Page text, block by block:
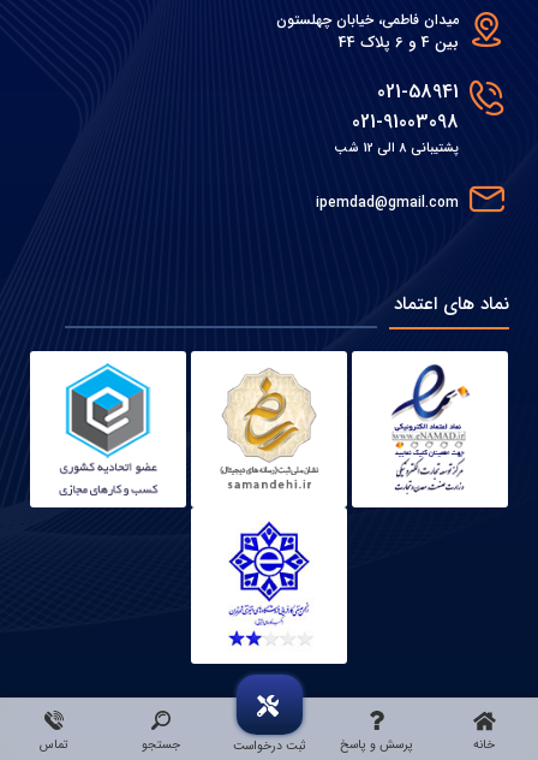
خانه پرسش و پاسخ ثبت درخواست جستجو تماس
میدان فاطمی، خیابان چهلستون
بین 4 و 6 پلاک 44
021-58941
021-91003098
پشتیبانی 8 الی 12 شب
ipemdad@gmail.com
نماد های اعتماد